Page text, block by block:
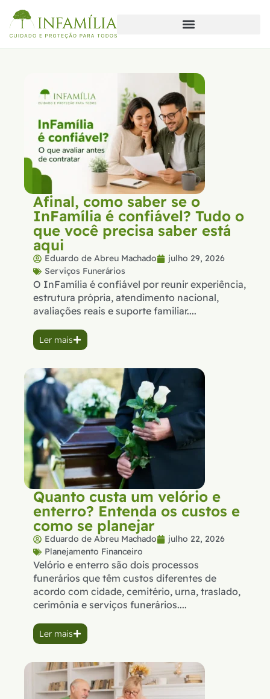
Afinal, como saber se o
InFamília é confiável? Tudo o
que você precisa saber está
aqui
Eduardo de Abreu Machado
julho 29, 2026
Serviços Funerários
O InFamília é confiável por reunir experiência,
estrutura própria, atendimento nacional,
avaliações reais e suporte familiar....
Ler mais
Quanto custa um velório e
enterro? Entenda os custos e
como se planejar
Eduardo de Abreu Machado
julho 22, 2026
Planejamento Financeiro
Velório e enterro são dois processos
funerários que têm custos diferentes de
acordo com cidade, cemitério, urna, traslado,
cerimônia e serviços funerários....
Ler mais